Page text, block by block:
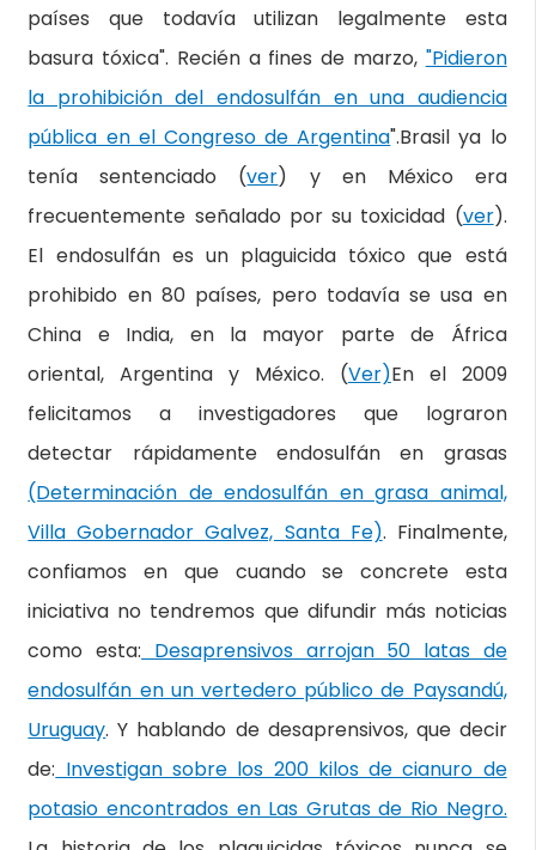
países que todavía utilizan legalmente esta
basura tóxica". Recién a fines de marzo, "Pidieron
la prohibición del endosulfán en una audiencia
pública en el Congreso de Argentina".Brasil ya lo
tenía sentenciado (ver) y en México era
frecuentemente señalado por su toxicidad (ver).
El endosulfán es un plaguicida tóxico que está
prohibido en 80 países, pero todavía se usa en
China e India, en la mayor parte de África
oriental, Argentina y México. (Ver)En el 2009
felicitamos a investigadores que lograron
detectar rápidamente endosulfán en grasas
(Determinación de endosulfán en grasa animal,
Villa Gobernador Galvez, Santa Fe). Finalmente,
confiamos en que cuando se concrete esta
iniciativa no tendremos que difundir más noticias
como esta: Desaprensivos arrojan 50 latas de
endosulfán en un vertedero público de Paysandú,
Uruguay. Y hablando de desaprensivos, que decir
de: Investigan sobre los 200 kilos de cianuro de
potasio encontrados en Las Grutas de Rio Negro.